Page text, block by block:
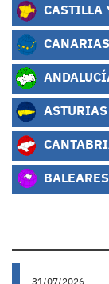
CASTILLA
31/07/2026